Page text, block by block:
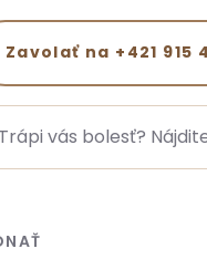
Zavolať na +421 915
Trápi vás bolesť?